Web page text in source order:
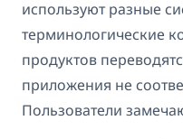
используют разные
терминологические
продуктов
приложения не
Пользователи